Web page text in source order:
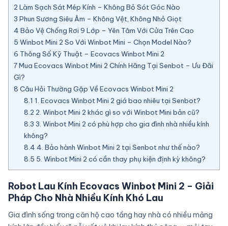
2 Làm Sạch Sát Mép Kính – Không Bỏ Sót Góc Nào
3 Phun Sương Siêu Âm – Không Vệt, Không Nhỏ Giọt
4 Bảo Vệ Chống Rơi 9 Lớp – Yên Tâm Với Cửa Trên Cao
5 Winbot Mini 2 So Với Winbot Mini – Chọn Model Nào?
6 Thông Số Kỹ Thuật – Ecovacs Winbot Mini 2
7Mua Ecovacs Winbot Mini 2 Chính Hãng Tại Senbot – Ưu Đãi
Gì?
8 Câu Hỏi Thường Gặp Về Ecovacs Winbot Mini 2
8.1 1. Ecovacs Winbot Mini 2 giá bao nhiêu tại Senbot?
8.2 2. Winbot Mini 2 khác gì so với Winbot Mini bản cũ?
8.3 3. Winbot Mini 2 có phù hợp cho gia đình nhà nhiều kính
không?
8.4 4. Bảo hành Winbot Mini 2 tại Senbot như thế nào?
8.5 5. Winbot Mini 2 có cần thay phụ kiện định kỳ không?
Robot Lau Kính Ecovacs Winbot Mini 2 – Giải
Pháp Cho Nhà Nhiều Kính Khó Lau
Gia đình sống trong căn hộ cao tầng hay nhà có nhiều mảng